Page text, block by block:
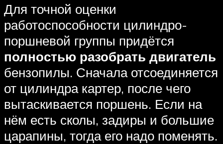
Для точной оценки
работоспособности цилиндро-
поршневой группы придётся
полностью разобрать двигатель
бензопилы. Сначала отсоединяется
от цилиндра картер, после чего
вытаскивается поршень. Если на
нём есть сколы, задиры и большие
царапины, тогда его надо поменять.